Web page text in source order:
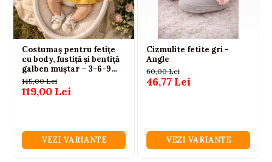
Costumaș pentru fetițe
cu body, fustiță și bentiță
galben muștar – 3-6-9
luni
145,00 Lei
119,00 Lei
VEZI VARIANTE
Cizmulite fetite gri -
Angle
60,00 Lei
46,77 Lei
VEZI VARIANTE